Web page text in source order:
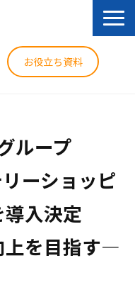
お役立ち資料
ループ
ーショッピ
入決定
を目指す―